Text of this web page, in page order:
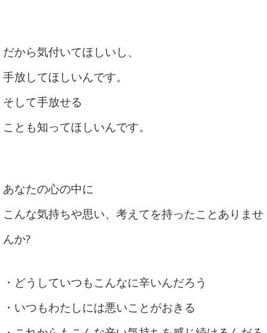
だから気付いてほしいし、
手放してほしいんです。
そして手放せる
ことも知ってほしいんです。
あなたの心の中に
こんな気持ちや思い、考えてを持ったことありませ
んか?
・どうしていつもこんなに辛いんだろう
・いつもわたしには悪いことがおきる